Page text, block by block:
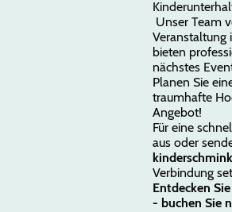
Unser Team
Veranstaltung
bieten
nächstes
Planen Sie
traumhafte
Angebot!
Für eine
aus oder
Verbindung
Entdecken
- buchen Sie